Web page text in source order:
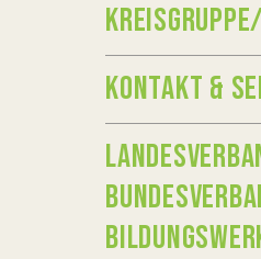
KONTAKT &